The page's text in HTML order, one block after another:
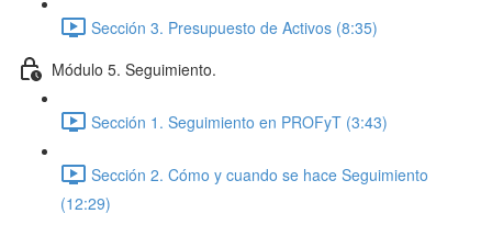
Sección 3. Presupuesto de Activos (8:35)
Módulo 5. Seguimiento.
Sección 1. Seguimiento en PROFyT (3:43)
Sección 2. Cómo y cuando se hace Seguimiento
(12:29)